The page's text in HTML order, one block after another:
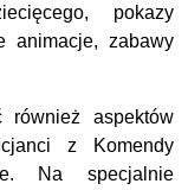
pokazy
animacje, zabawy
również aspektów
z Komendy
Na specjalnie